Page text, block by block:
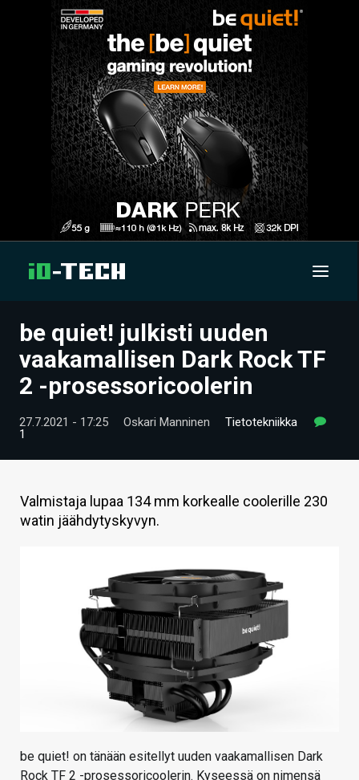
UUTISET
ARTIKKELIT
VIDEOT
HINTA.FI
be quiet! julkisti uuden
vaakamallisen Dark Rock TF
2 -prosessoricoolerin
27.7.2021 - 17:25 Oskari Manninen
Tietotekniikka
1
Valmistaja lupaa 134 mm korkealle coolerille 230
watin jäähdytyskyvyn.
be quiet! on tänään esitellyt uuden vaakamallisen Dark
Rock TF 2 -prosessoricoolerin. Kyseessä on nimensä